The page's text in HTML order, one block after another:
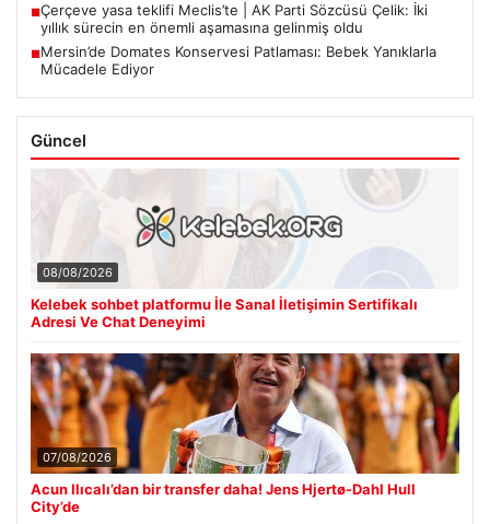
■Çerçeve yasa teklifi Meclis’te | AK Parti Sözcüsü Çelik: İki
yıllık sürecin en önemli aşamasına gelinmiş oldu
■Mersin’de Domates Konservesi Patlaması: Bebek Yanıklarla
Mücadele Ediyor
Güncel
08/08/2026
Kelebek sohbet platformu İle Sanal İletişimin Sertifikalı
Adresi Ve Chat Deneyimi
07/08/2026
Acun Ilıcalı’dan bir transfer daha! Jens Hjertø-Dahl Hull
City’de